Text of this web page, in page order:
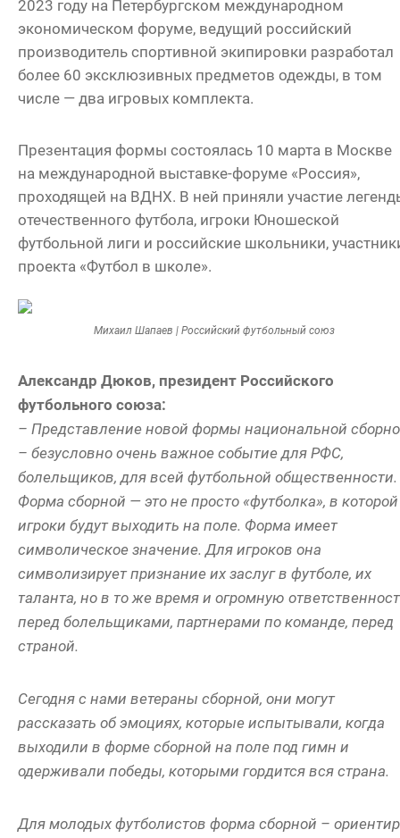
2023 году на Петербургском международном
экономическом форуме, ведущий российский
производитель спортивной экипировки разработал
более 60 эксклюзивных предметов одежды, в том
числе — два игровых комплекта.
Презентация формы состоялась 10 марта в Москве
на международной выставке-форуме «Россия»,
проходящей на ВДНХ. В ней приняли участие
отечественного футбола, игроки Юношеской
футбольной лиги и российские школьники,
проекта «Футбол в школе».
Михаил Шапаев | Российский футбольный союз
Александр Дюков, президент Российского
футбольного союза:
– Представление новой формы национальной
– безусловно очень важное событие для РФС,
болельщиков, для всей футбольной общественности.
Форма сборной — это не просто «футболка», в которой
игроки будут выходить на поле. Форма имеет
символическое значение. Для игроков она
символизирует признание их заслуг в футболе, их
таланта, но в то же время и огромную
перед болельщиками, партнерами по команде, перед
страной.
Сегодня с нами ветераны сборной, они могут
рассказать об эмоциях, которые испытывали, когда
выходили в форме сборной на поле под гимн и
одерживали победы, которыми гордится вся страна.
Для молодых футболистов форма сборной – ориентир